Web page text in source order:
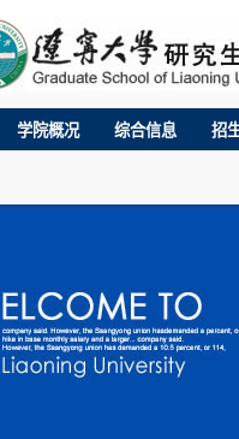
学院概况 综合信息 招